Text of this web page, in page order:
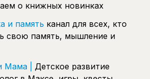
о книжных новинках
и память канал для всех, кто
свою память, мышление и
|
Детское развитие